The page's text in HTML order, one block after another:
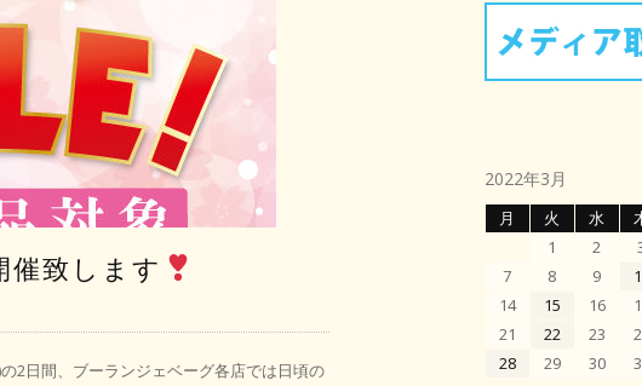
催致します
2日間、ブーランジェベーグ各店では日頃の
2022年3月
月 火 水
1
2
7
8 9
14
15 16
21
22 23
28
29 30